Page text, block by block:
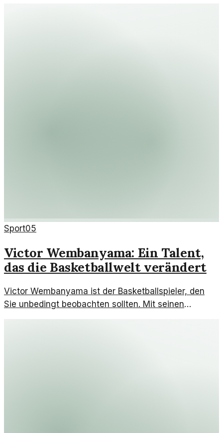
Sport05
Victor Wembanyama: Ein Talent,
das die Basketballwelt verändert
Victor Wembanyama ist der Basketballspieler, den
Sie unbedingt beobachten sollten. Mit seinen